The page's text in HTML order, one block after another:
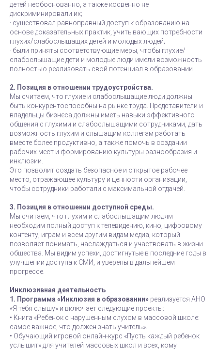
детей необоснованно, а также косвенно не
дискриминировали их;
· существовал равноправный доступ к образованию на
основе доказательных практик, учитывающих потребности
глухих/слабослышащих детей и молодых людей;
· были приняты соответствующие меры, чтобы глухие/
слабослышащие дети и молодые люди имели возможность
полностью реализовать свой потенциал в образовании.
2. Позиция в отношении трудоустройства.
Мы считаем, что глухие и слабослышащие люди должны
быть конкурентоспособны на рынке труда. Представители и
владельцы бизнеса должны иметь навыки эффективного
общения с глухими и слабослышащими сотрудниками, дать
возможность глухим и слышащим коллегам работать
вместе более продуктивно, а также помочь в создании
рабочих мест и формированию культуры разнообразия и
инклюзии.
Это позволит создать безопасное и открытое рабочее
место, отражающее культуру и ценности организации,
чтобы сотрудники работали с максимальной отдачей.
3. Позиция в отношении доступной среды.
Мы считаем, что глухим и слабослышащим людям
необходим полный доступ к телевидению, кино, цифровому
контенту, играм и всем другим видам медиа, который
позволяет понимать, наслаждаться и участвовать в жизни
общества. Мы видим успехи, достигнутые в последние годы в
улучшении доступа к СМИ, и уверены в дальнейшем
прогрессе.
Инклюзивная деятельность
1. Программа «Инклюзия в образовании» реализуется АНО
«Я тебя слышу» и включает следующие проекты:
• Книга «Ребенок с нарушенным слухом в массовой школе:
самое важное, что должен знать учитель».
• Обучающий игровой онлайн-курс «Пусть каждый ребенок
услышит» для учителей массовых школ и всех, кому